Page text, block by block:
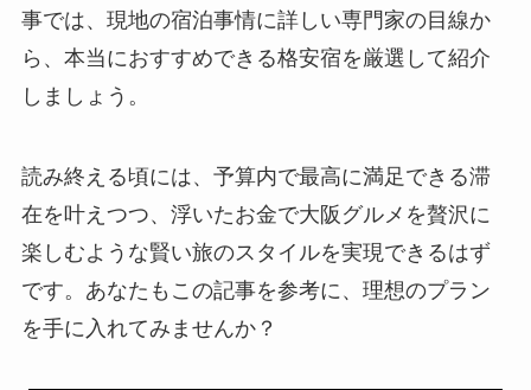
事では、現地の宿泊事情に詳しい専門家の目線か
ら、本当におすすめできる格安宿を厳選して紹介
しましょう。
読み終える頃には、予算内で最高に満足できる滞
在を叶えつつ、浮いたお金で大阪グルメを贅沢に
楽しむような賢い旅のスタイルを実現できるはず
です。あなたもこの記事を参考に、理想のプラン
を手に入れてみませんか？